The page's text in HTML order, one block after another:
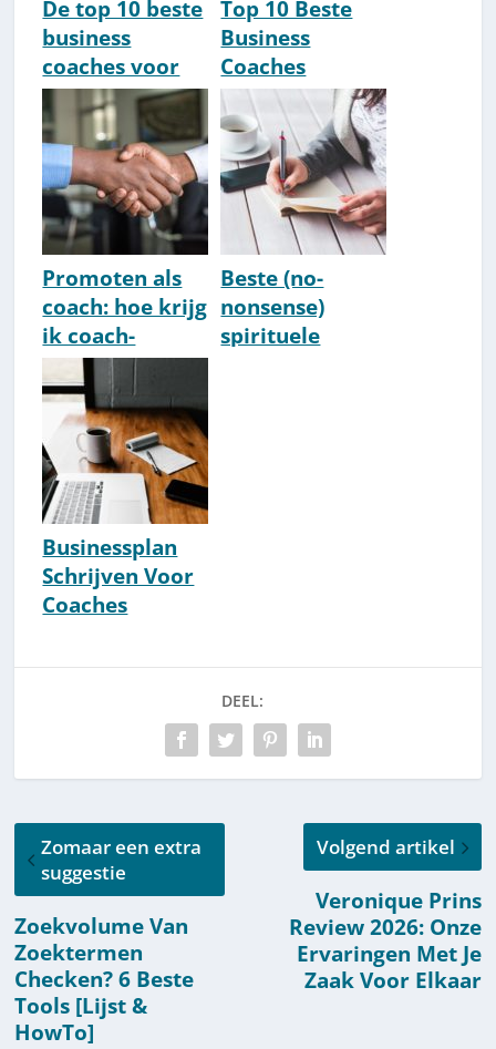
De top 10 beste
business
coaches voor
vrouwen [2026
Update]
Top 10 Beste
Business
Coaches
Nederland
[2026 Update]
Promoten als
coach: hoe krijg
ik coach-
opdrachten
(klanten) als
coach?
Beste (no-
nonsense)
spirituele
Businessplan
Schrijven Voor
Coaches
DEEL:
Zomaar een extra
suggestie
Zoekvolume Van
Zoektermen
Checken? 6 Beste
Tools [Lijst &
HowTo]
Volgend artikel
Veronique Prins
Review 2026: Onze
Ervaringen Met Je
Zaak Voor Elkaar